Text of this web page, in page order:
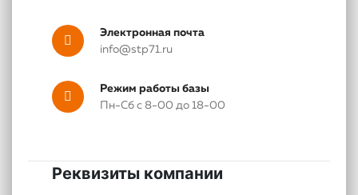
Электронная почта
info@stp71.ru
Режим работы базы
Пн-Сб с 8-00 до 18-00
Реквизиты компании